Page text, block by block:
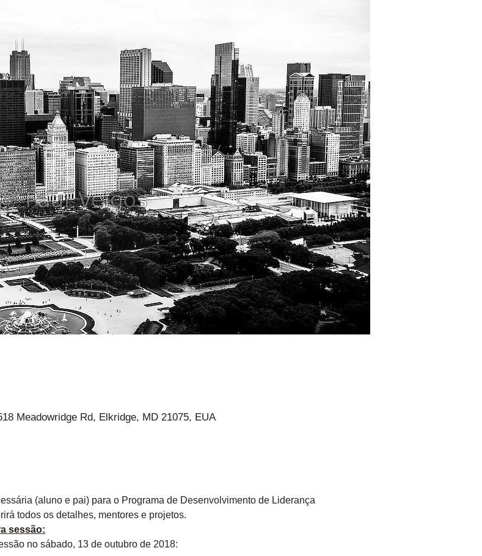
Meadowridge Rd, Elkridge, MD 21075, EUA
(aluno e pai) para o Programa de Desenvolvimento de Liderança
todos os detalhes, mentores e projetos.
sessão:
no sábado, 13 de outubro de 2018: